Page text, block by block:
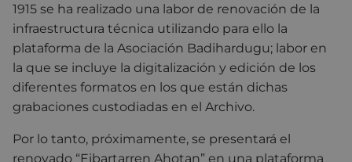
1915 se ha realizado una labor de renovación de la
infraestructura técnica utilizando para ello la
plataforma de la Asociación Badihardugu; labor en
la que se incluye la digitalización y edición de los
diferentes formatos en los que están dichas
grabaciones custodiadas en el Archivo.
Por lo tanto, próximamente, se presentará el
renovado “Eibartarren Ahotan” en una plataforma